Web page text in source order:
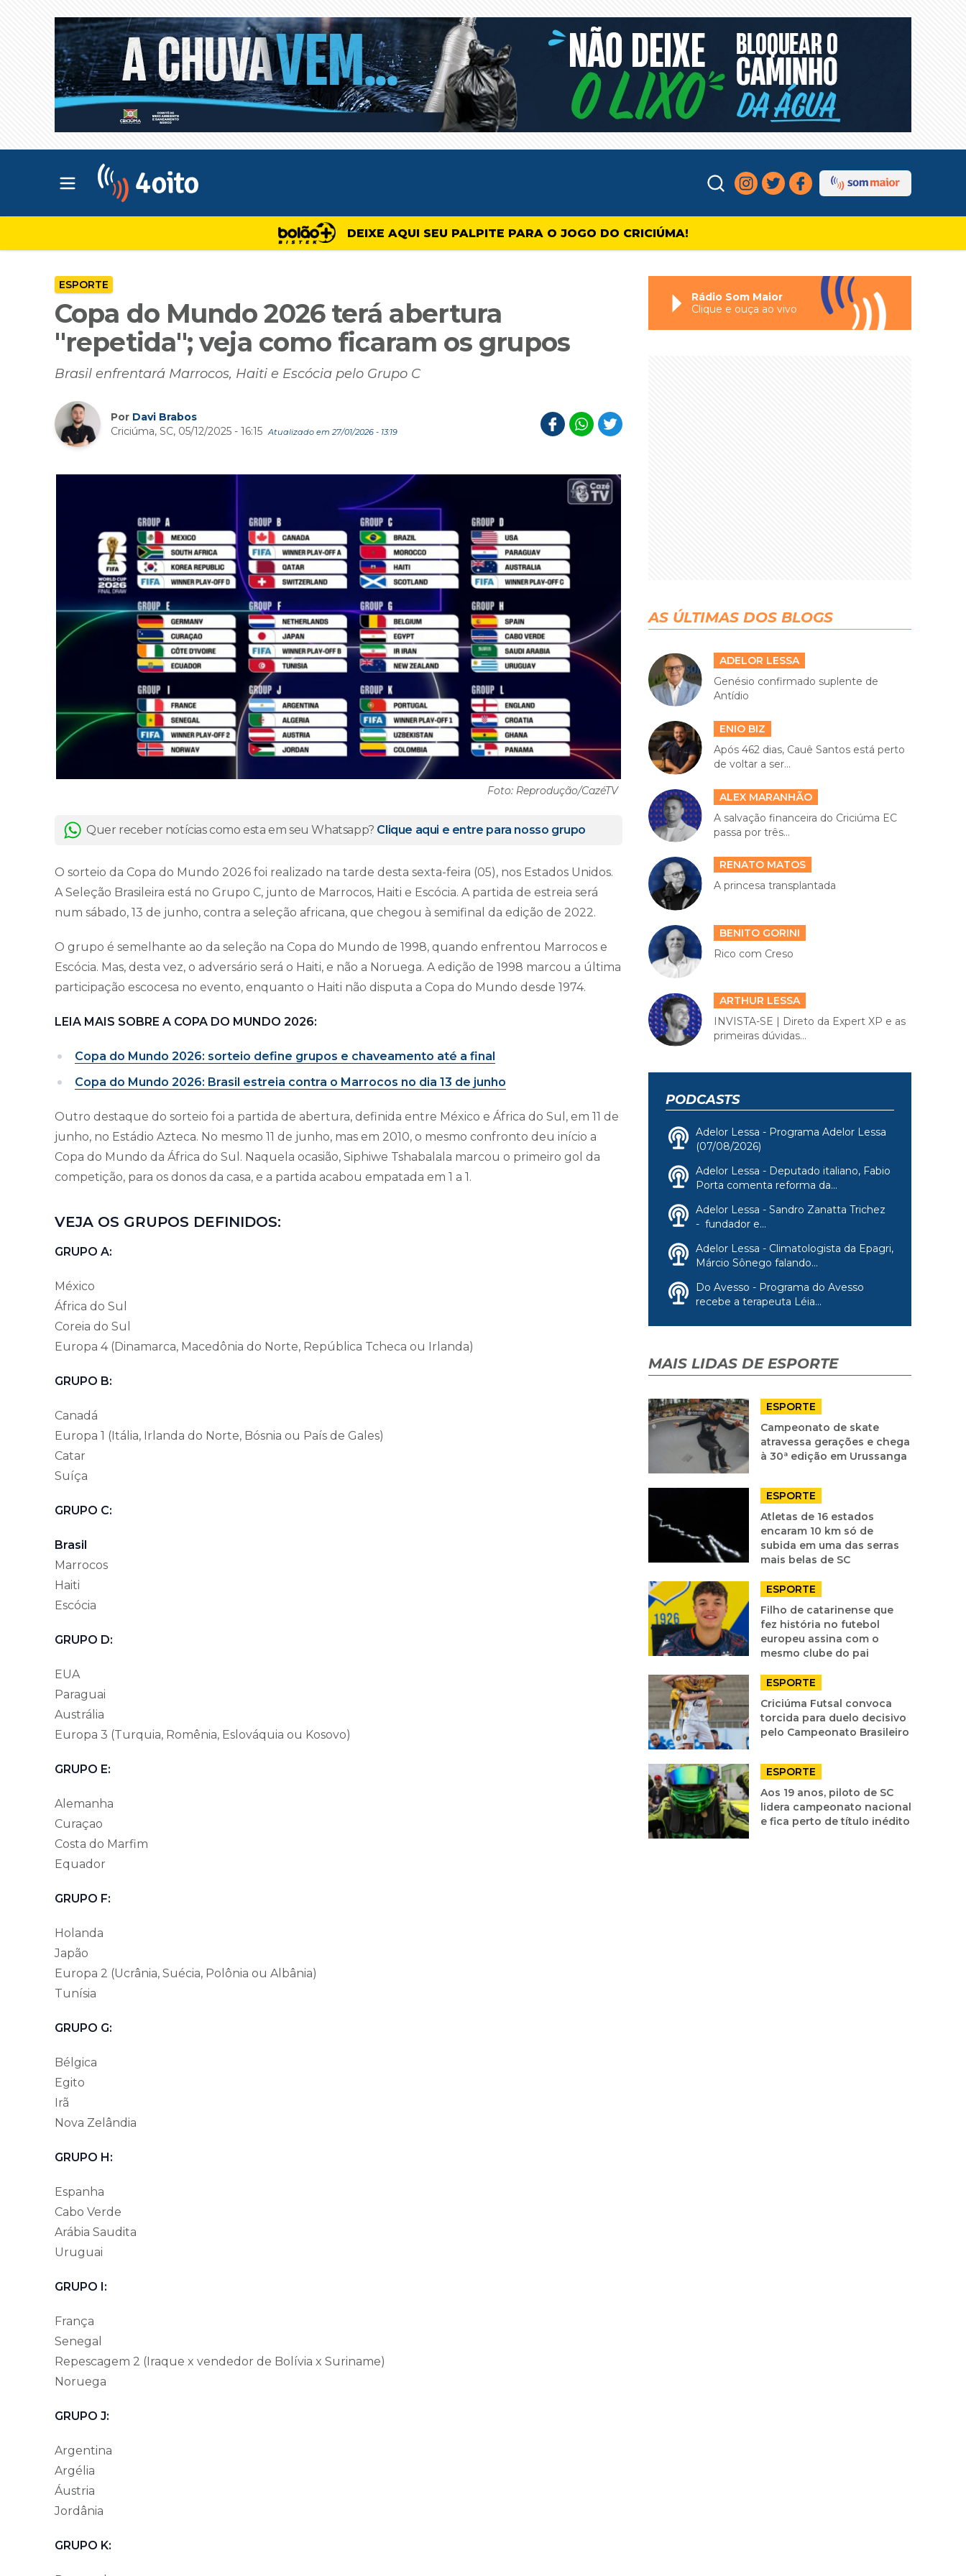
Abrir menu principal
DEIXE AQUI SEU PALPITE PARA O JOGO DO CRICIÚMA!
ESPORTE
Copa do Mundo 2026 terá abertura
"repetida"; veja como ficaram os grupos
Brasil enfrentará Marrocos, Haiti e Escócia pelo Grupo C
Por Davi Brabos
Criciúma, SC, 05/12/2025 - 16:15 Atualizado em 27/01/2026 - 13:19
Foto: Reprodução/CazéTV
Quer receber notícias como esta em seu Whatsapp? Clique aqui e entre para nosso grupo
O sorteio da Copa do Mundo 2026 foi realizado na tarde desta sexta-feira (05), nos Estados Unidos.
A Seleção Brasileira está no Grupo C, junto de Marrocos, Haiti e Escócia. A partida de estreia será
num sábado, 13 de junho, contra a seleção africana, que chegou à semifinal da edição de 2022.
O grupo é semelhante ao da seleção na Copa do Mundo de 1998, quando enfrentou Marrocos e
Escócia. Mas, desta vez, o adversário será o Haiti, e não a Noruega. A edição de 1998 marcou a última
participação escocesa no evento, enquanto o Haiti não disputa a Copa do Mundo desde 1974.
LEIA MAIS SOBRE A COPA DO MUNDO 2026:
Copa do Mundo 2026: sorteio define grupos e chaveamento até a final
Copa do Mundo 2026: Brasil estreia contra o Marrocos no dia 13 de junho
Outro destaque do sorteio foi a partida de abertura, definida entre México e África do Sul, em 11 de
junho, no Estádio Azteca. No mesmo 11 de junho, mas em 2010, o mesmo confronto deu início a
Copa do Mundo da África do Sul. Naquela ocasião, Siphiwe Tshabalala marcou o primeiro gol da
competição, para os donos da casa, e a partida acabou empatada em 1 a 1.
VEJA OS GRUPOS DEFINIDOS:
GRUPO A:
México
África do Sul
Coreia do Sul
Europa 4 (Dinamarca, Macedônia do Norte, República Tcheca ou Irlanda)
GRUPO B:
Canadá
Europa 1 (Itália, Irlanda do Norte, Bósnia ou País de Gales)
Catar
Suíça
GRUPO C:
Brasil
Marrocos
Haiti
Escócia
GRUPO D:
EUA
Paraguai
Austrália
Europa 3 (Turquia, Romênia, Eslováquia ou Kosovo)
GRUPO E:
Alemanha
Curaçao
Costa do Marfim
Equador
GRUPO F:
Holanda
Japão
Europa 2 (Ucrânia, Suécia, Polônia ou Albânia)
Tunísia
GRUPO G:
Bélgica
Egito
Irã
Nova Zelândia
GRUPO H:
Espanha
Cabo Verde
Arábia Saudita
Uruguai
GRUPO I:
França
Senegal
Repescagem 2 (Iraque x vendedor de Bolívia x Suriname)
Noruega
GRUPO J:
Argentina
Argélia
Áustria
Jordânia
GRUPO K:
Rádio Som Maior
Clique e ouça ao vivo
AS ÚLTIMAS DOS BLOGS
ADELOR LESSA
Genésio confirmado suplente de
Antídio
ENIO BIZ
Após 462 dias, Cauê Santos está perto
de voltar a ser...
ALEX MARANHÃO
A salvação financeira do Criciúma EC
passa por três...
RENATO MATOS
A princesa transplantada
BENITO GORINI
Rico com Creso
ARTHUR LESSA
INVISTA-SE | Direto da Expert XP e as
primeiras dúvidas...
PODCASTS
Adelor Lessa - Programa Adelor Lessa
(07/08/2026)
Adelor Lessa - Deputado italiano, Fabio
Porta comenta reforma da...
Adelor Lessa - Sandro Zanatta Trichez
- fundador e...
Adelor Lessa - Climatologista da Epagri,
Márcio Sônego falando...
Do Avesso - Programa do Avesso
recebe a terapeuta Léia...
MAIS LIDAS DE ESPORTE
ESPORTE
Campeonato de skate
atravessa gerações e chega
à 30ª edição em Urussanga
ESPORTE
Atletas de 16 estados
encaram 10 km só de
subida em uma das serras
mais belas de SC
ESPORTE
Filho de catarinense que
fez história no futebol
europeu assina com o
mesmo clube do pai
ESPORTE
Criciúma Futsal convoca
torcida para duelo decisivo
pelo Campeonato Brasileiro
ESPORTE
Aos 19 anos, piloto de SC
lidera campeonato nacional
e fica perto de título inédito